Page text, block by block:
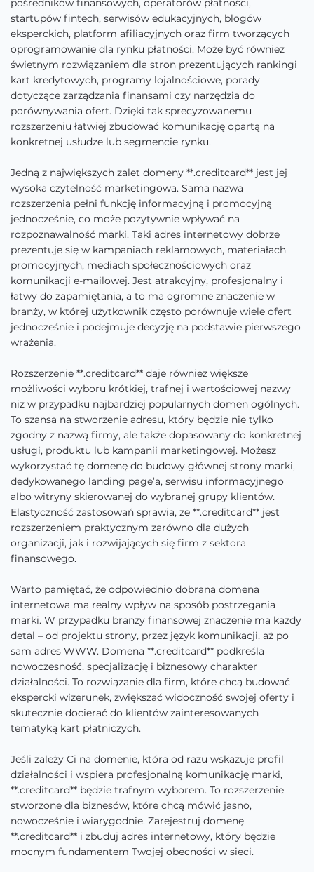
pośredników finansowych, operatorów płatności,
startupów fintech, serwisów edukacyjnych, blogów
eksperckich, platform afiliacyjnych oraz firm tworzących
oprogramowanie dla rynku płatności. Może być również
świetnym rozwiązaniem dla stron prezentujących rankingi
kart kredytowych, programy lojalnościowe, porady
dotyczące zarządzania finansami czy narzędzia do
porównywania ofert. Dzięki tak sprecyzowanemu
rozszerzeniu łatwiej zbudować komunikację opartą na
konkretnej usłudze lub segmencie rynku.
Jedną z największych zalet domeny **.creditcard** jest jej
wysoka czytelność marketingowa. Sama nazwa
rozszerzenia pełni funkcję informacyjną i promocyjną
jednocześnie, co może pozytywnie wpływać na
rozpoznawalność marki. Taki adres internetowy dobrze
prezentuje się w kampaniach reklamowych, materiałach
promocyjnych, mediach społecznościowych oraz
komunikacji e-mailowej. Jest atrakcyjny, profesjonalny i
łatwy do zapamiętania, a to ma ogromne znaczenie w
branży, w której użytkownik często porównuje wiele ofert
jednocześnie i podejmuje decyzję na podstawie pierwszego
wrażenia.
Rozszerzenie **.creditcard** daje również większe
możliwości wyboru krótkiej, trafnej i wartościowej nazwy
niż w przypadku najbardziej popularnych domen ogólnych.
To szansa na stworzenie adresu, który będzie nie tylko
zgodny z nazwą firmy, ale także dopasowany do konkretnej
usługi, produktu lub kampanii marketingowej. Możesz
wykorzystać tę domenę do budowy głównej strony marki,
dedykowanego landing page’a, serwisu informacyjnego
albo witryny skierowanej do wybranej grupy klientów.
Elastyczność zastosowań sprawia, że **.creditcard** jest
rozszerzeniem praktycznym zarówno dla dużych
organizacji, jak i rozwijających się firm z sektora
finansowego.
Warto pamiętać, że odpowiednio dobrana domena
internetowa ma realny wpływ na sposób postrzegania
marki. W przypadku branży finansowej znaczenie ma każdy
detal – od projektu strony, przez język komunikacji, aż po
sam adres WWW. Domena **.creditcard** podkreśla
nowoczesność, specjalizację i biznesowy charakter
działalności. To rozwiązanie dla firm, które chcą budować
ekspercki wizerunek, zwiększać widoczność swojej oferty i
skutecznie docierać do klientów zainteresowanych
tematyką kart płatniczych.
Jeśli zależy Ci na domenie, która od razu wskazuje profil
działalności i wspiera profesjonalną komunikację marki,
**.creditcard** będzie trafnym wyborem. To rozszerzenie
stworzone dla biznesów, które chcą mówić jasno,
nowocześnie i wiarygodnie. Zarejestruj domenę
**.creditcard** i zbuduj adres internetowy, który będzie
mocnym fundamentem Twojej obecności w sieci.